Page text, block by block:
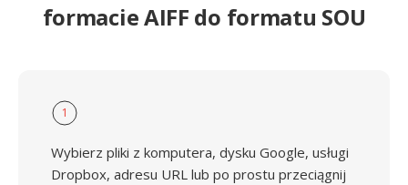
formacie AIFF do formatu SOU
1
Wybierz pliki z komputera, dysku Google, usługi
Dropbox, adresu URL lub po prostu przeciągnij